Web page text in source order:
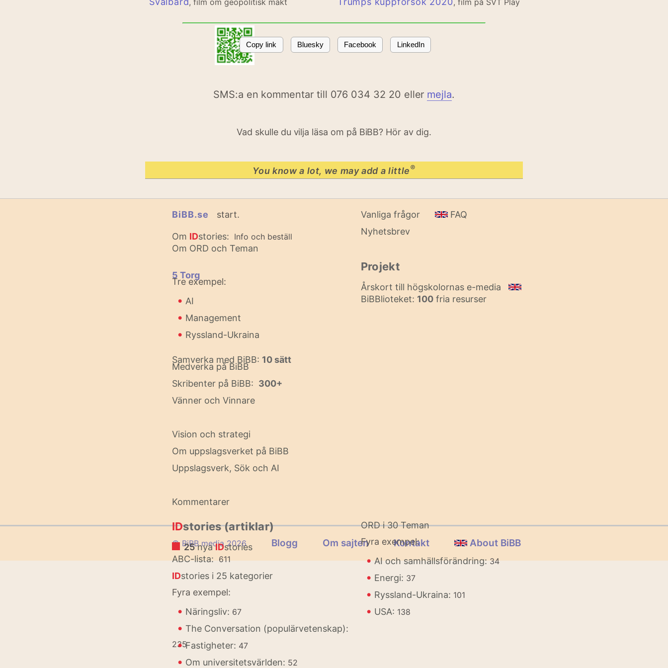
, film om geopolitisk makt , film på SVT Play
Copy link Bluesky Facebook LinkedIn
SMS:a en kommentar till 076 034 32 20 eller mejla.
Vad skulle du vilja läsa om på BiBB? Hör av dig.
You know a lot, we may add a little®
BiBB.se start.
Om IDstories: Info och beställ
Om ORD och Teman
5 Torg
Tre exempel:
• AI
• Management
• Ryssland-Ukraina
Samverka med BiBB: 10 sätt
Medverka på BiBB
Skribenter på BiBB: 300+
Vänner och Vinnare
Vision och strategi
Om uppslagsverket på BiBB
Uppslagsverk, Sök och AI
Kommentarer
Vanliga frågor
FAQ
Nyhetsbrev
Projekt
Årskort till högskolornas e-media
BiBBlioteket: 100fria resurser
IDstories (artiklar)
25nyaIDstories
ABC-lista: 611
IDstories i 25 kategorier
Fyra exempel:
• Näringsliv: 67
• The Conversation (populärvetenskap):
235
• Fastigheter: 47
• Om universitetsvärlden: 52
ORD i 30 Teman
Fyra exempel:
• AI och samhällsförändring:34
• Energi: 37
• Ryssland-Ukraina: 101
• USA: 138
© BiBB media 2026 Blogg Om sajten Kontakt About BiBB